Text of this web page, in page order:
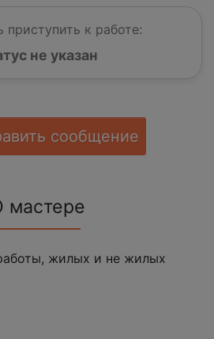
приступить к работе:
не указан
сообщение
мастере
жилых и не жилых